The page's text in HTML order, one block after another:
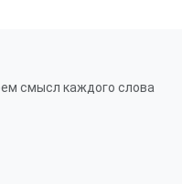
смысл каждого слова